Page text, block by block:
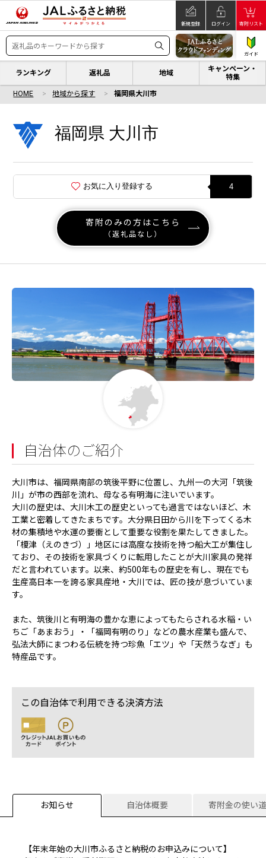
新規登録 ログイン 寄附リスト
ガイド
ランキング 返礼品 地域
キャンペーン・
特集
HOME 地域から探す 福岡県大川市
福岡県 大川市
お気に入り登録する 4
寄附のみの方はこちら
（返礼品なし）
自治体のご紹介
大川市は、福岡県南部の筑後平野に位置し、九州一の大河「筑後
川」が市の西部を流れ、母なる有明海に注いでいます。
大川の歴史は、大川木工の歴史といっても過言ではないほど、木
工業と密着してきたまちです。大分県日田から川を下ってくる木
材の集積地や水運の要衝として重要な役割を果たしてきました。
「榎津（えのきづ）」地区には高度な技術を持つ船大工が集住し
ており、その技術を家具づくりに転用したことが大川家具の発祥
だと言われています。以来、約500年もの歴史を有し、現在でも
生産高日本一を誇る家具産地・大川では、匠の技が息づいていま
す。
また、筑後川と有明海の豊かな恵によってもたらされる水稲・い
ちご「あまおう」・「福岡有明のり」などの農水産業も盛んで、
弘法大師にまつわる伝統を持つ珍魚「エツ」や「天然うなぎ」も
特産品です。
この自治体で利用できる決済方法
お知らせ 自治体概要 寄附金の使い道
【年末年始の大川市ふるさと納税のお申込みについて】